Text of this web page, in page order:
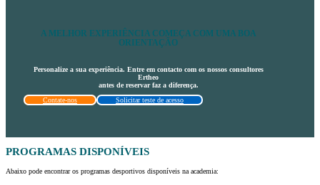
A MELHOR EXPERIÊNCIA COMEÇA COM UMA BOA
ORIENTAÇÃO
Personalize a sua experiência. Entre em contacto com os nossos consultores
Ertheo
antes de reservar faz a diferença.
Contate-nos
Solicitar teste de acesso
PROGRAMAS DISPONÍVEIS
Abaixo pode encontrar os programas desportivos disponíveis na academia: